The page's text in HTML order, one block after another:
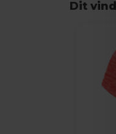
Dit
Items